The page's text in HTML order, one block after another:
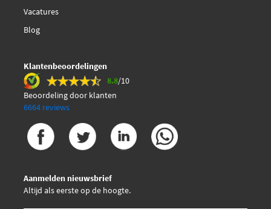
Vacatures
Blog
Klantenbeoordelingen
8.8/10
Beoordeling door klanten
6664 reviews
Aanmelden nieuwsbrief
Altijd als eerste op de hoogte.